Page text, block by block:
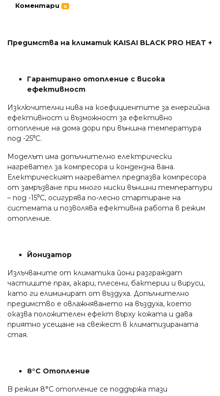
Коментари 0
Предимства на климатик KAISAI BLACK PRO HEAT +
Гарантирано отопление с висока
ефективност
Изключителни нива на коефициентите за енергийна
ефективност и възможност за ефективно
отопление на дома дори при външна температура
под -25⁰С.
Моделът има допълнително електрически
нагревател за компресора и кондензна вана.
Електрическият нагревател предпазва компресора
от замръзване при много ниски външни температури
– под -15⁰С, осигурява по-лесно стартиране на
системата и позволява ефективна работа в режим
отопление.
Йонизатор
Излъчваните от климатика йони разграждат
частиците прах, акари, плесени, бактерии и вируси,
като ги елиминират от въздуха. Допълнително
предимство е овлажняването на въздуха, което
оказва положителен ефект върху кожата и дава
приятно усещане на свежест в климатизираната
стая.
8°С Отопление
B peжим 8°С oтoплeниe сe пoддъpжa тaзи